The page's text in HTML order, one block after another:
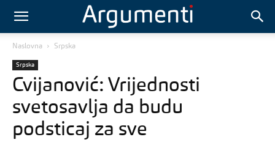
Naslovna Srpska
Srpska
Cvijanović: Vrijednosti
svetosavlja da budu
podsticaj za sve